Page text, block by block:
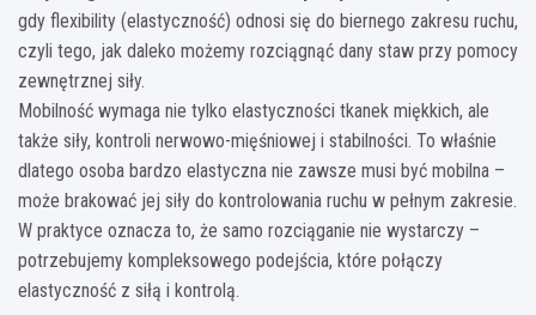
gdy flexibility (elastyczność) odnosi się do biernego zakresu ruchu,
czyli tego, jak daleko możemy rozciągnąć dany staw przy pomocy
zewnętrznej siły.
Mobilność wymaga nie tylko elastyczności tkanek miękkich, ale
także siły, kontroli nerwowo-mięśniowej i stabilności. To właśnie
dlatego osoba bardzo elastyczna nie zawsze musi być mobilna –
może brakować jej siły do kontrolowania ruchu w pełnym zakresie.
W praktyce oznacza to, że samo rozciąganie nie wystarczy –
potrzebujemy kompleksowego podejścia, które połączy
elastyczność z siłą i kontrolą.